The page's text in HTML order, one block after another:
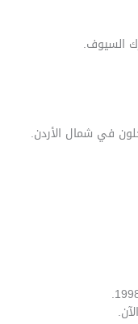
السيوف.
في شمال الأردن.